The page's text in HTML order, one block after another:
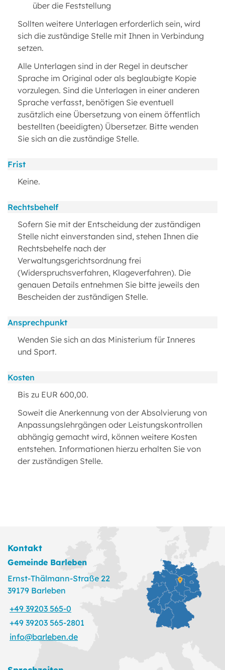
über die Feststellung
Sollten weitere Unterlagen erforderlich sein, wird
sich die zuständige Stelle mit Ihnen in Verbindung
setzen.
Alle Unterlagen sind in der Regel in deutscher
Sprache im Original oder als beglaubigte Kopie
vorzulegen. Sind die Unterlagen in einer anderen
Sprache verfasst, benötigen Sie eventuell
zusätzlich eine Übersetzung von einem öffentlich
bestellten (beeidigten) Übersetzer. Bitte wenden
Sie sich an die zuständige Stelle.
Frist
Keine.
Rechtsbehelf
Sofern Sie mit der Entscheidung der zuständigen
Stelle nicht einverstanden sind, stehen Ihnen die
Rechtsbehelfe nach der
Verwaltungsgerichtsordnung frei
(Widerspruchsverfahren, Klageverfahren). Die
genauen Details entnehmen Sie bitte jeweils den
Bescheiden der zuständigen Stelle.
Ansprechpunkt
Wenden Sie sich an das Ministerium für Inneres
und Sport.
Kosten
Bis zu EUR 600,00.
Soweit die Anerkennung von der Absolvierung von
Anpassungslehrgängen oder Leistungskontrollen
abhängig gemacht wird, können weitere Kosten
entstehen. Informationen hierzu erhalten Sie von
der zuständigen Stelle.
Kontakt
Gemeinde Barleben
Ernst-Thälmann-Straße 22
39179 Barleben
+49 39203 565-0
+49 39203 565-2801
info@barleben.de